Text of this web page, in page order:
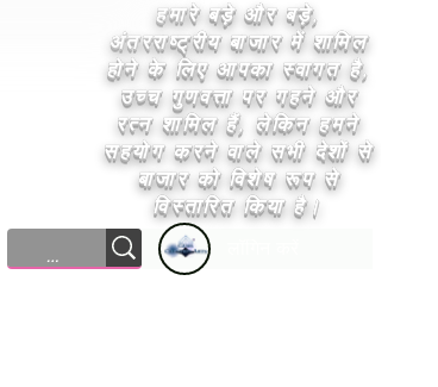
हमारे बड़े और बड़े,
अंतरराष्ट्रीय बाजार में शामिल
होने के लिए आपका स्वागत है,
उच्च गुणवत्ता पर गहने और
रत्न शामिल हैं, लेकिन हमने
सहयोग करने वाले सभी देशों से
बाजार को विशेष रूप से
विस्तारित किया है।